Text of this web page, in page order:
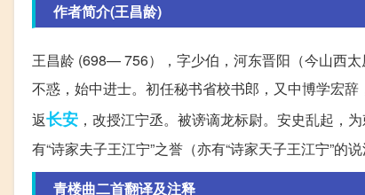
作者简介(王昌龄)
王昌龄 (698— 756），字少伯，河东晋阳（今山西
不惑，始中进士。初任秘书省校书郎，又中博学宏
返长安 ，改授江宁丞。被谤谪龙标尉。安史乱起，
有“诗家夫子王江宁”之誉（亦有“诗家天子王江宁”的说
青楼曲二首翻译及注释